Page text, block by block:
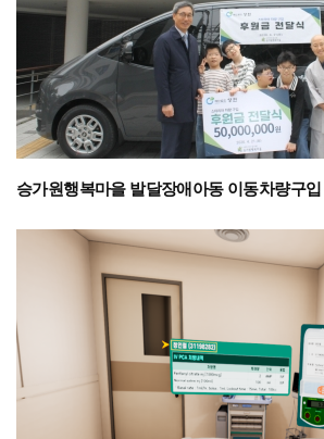
승가원행복마을 발달장애아동 이동차량구입